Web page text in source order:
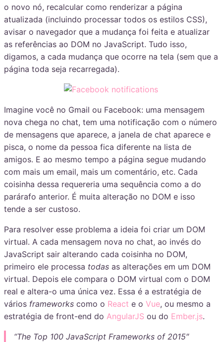
o novo nó, recalcular como renderizar a página
atualizada (incluindo processar todos os estilos CSS),
avisar o navegador que a mudança foi feita e atualizar
as referências ao DOM no JavaScript. Tudo isso,
digamos, a cada mudança que ocorre na tela (sem que a
página toda seja recarregada).
Imagine você no Gmail ou Facebook: uma mensagem
nova chega no chat, tem uma notificação com o número
de mensagens que aparece, a janela de chat aparece e
pisca, o nome da pessoa fica diferente na lista de
amigos. E ao mesmo tempo a página segue mudando
com mais um email, mais um comentário, etc. Cada
coisinha dessa requereria uma sequência como a do
parárafo anterior. É muita alteração no DOM e isso
tende a ser custoso.
Para resolver esse problema a ideia foi criar um DOM
virtual. A cada mensagem nova no chat, ao invés do
JavaScript sair alterando cada coisinha no DOM,
primeiro ele processa todas as alterações em um DOM
virtual. Depois ele compara o DOM virtual com o DOM
real e altera-o uma única vez. Essa é a estratégia de
vários frameworks como o React e o Vue, ou mesmo a
estratégia de front-end do AngularJS ou do Ember.js.
“The Top 100 JavaScript Frameworks of 2015″